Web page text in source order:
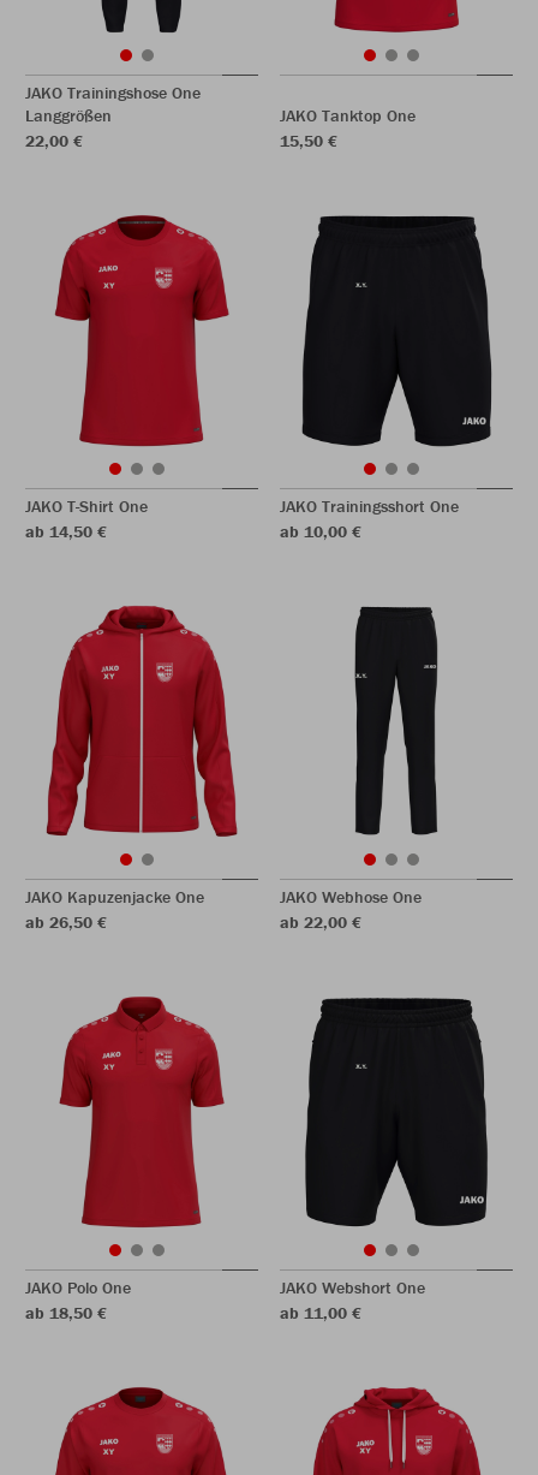
JAKO Trainingshose One
Langgrößen
22,00 €
JAKO Tanktop One
15,50 €
JAKO T-Shirt One
ab 14,50 €
JAKO Trainingsshort One
ab 10,00 €
JAKO Kapuzenjacke One
ab 26,50 €
JAKO Webhose One
ab 22,00 €
JAKO Polo One
ab 18,50 €
JAKO Webshort One
ab 11,00 €